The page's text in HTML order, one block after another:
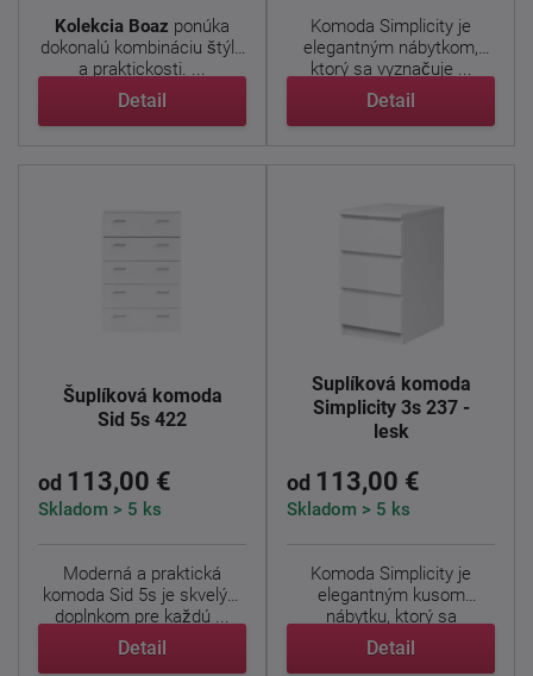
Kolekcia Boaz ponúka
dokonalú kombináciu štýlu
a praktickosti. ...
Detail
Komoda Simplicity je
elegantným nábytkom,
ktorý sa vyznačuje ...
Detail
Šuplíková komoda
Sid 5s 422
od 113,00 €
Skladom > 5 ks
Moderná a praktická
komoda Sid 5s je skvelým
doplnkom pre každú ...
Detail
Šuplíková komoda
Simplicity 3s 237 -
lesk
od 113,00 €
Skladom > 5 ks
Komoda Simplicity je
elegantným kusom
nábytku, ktorý sa
vyznačuje ...
Detail